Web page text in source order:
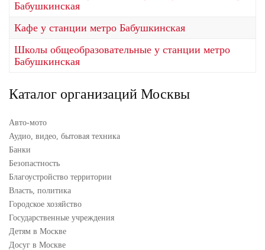
Бабушкинская
Кафе у станции метро Бабушкинская
Школы общеобразовательные у станции метро
Бабушкинская
Каталог организаций Москвы
Авто-мото
Аудио, видео, бытовая техника
Банки
Безопастность
Благоустройство территории
Власть, политика
Городское хозяйство
Государственные учреждения
Детям в Москве
Досуг в Москве